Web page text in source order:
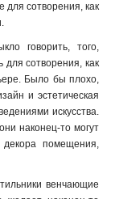
для сотворения, как
.
говорить, того,
сотворения, как
Было бы плохо,
и эстетическая
искусства.
наконец-то могут
декора помещения,
венчающие